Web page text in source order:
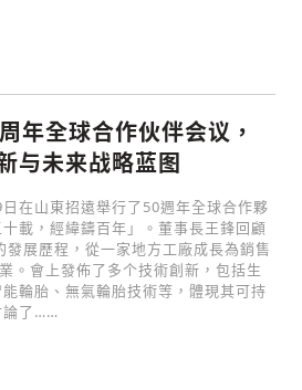
年全球合作伙伴会议，
与未来战略蓝图
在山東招遠舉行了50週年全球合作夥
載，經緯鑄百年」。董事長王鋒回顧
展歷程，從一家地方工廠成長為銷售
。會上發佈了多个技術創新，包括生
輪胎、無氣輪胎技術等，體現其可持
論了……